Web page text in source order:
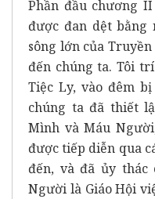
Phần đầu chương
được đan dệt bằng
sông lớn của
đến chúng ta. Tôi
Tiệc Ly, vào đêm
chúng ta đã thiết
Mình và Máu
được tiếp diễn qua
đến, và đã ủy thác
Người là Giáo Hội